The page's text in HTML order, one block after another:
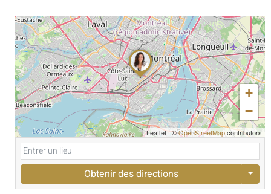
+
−
Leaflet|©OpenStreetMapcontributors
Obtenir des directions